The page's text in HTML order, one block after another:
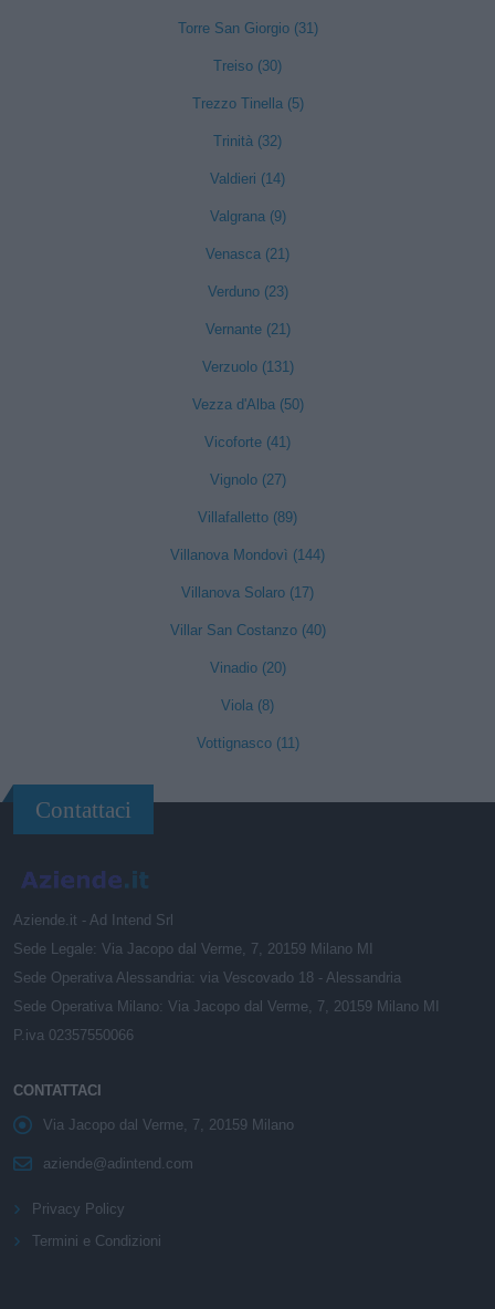
Torre San Giorgio (31)
Treiso (30)
Trezzo Tinella (5)
Trinità (32)
Valdieri (14)
Valgrana (9)
Venasca (21)
Verduno (23)
Vernante (21)
Verzuolo (131)
Vezza d'Alba (50)
Vicoforte (41)
Vignolo (27)
Villafalletto (89)
Villanova Mondovì (144)
Villanova Solaro (17)
Villar San Costanzo (40)
Vinadio (20)
Viola (8)
Vottignasco (11)
Contattaci
Aziende.it - Ad Intend Srl
Sede Legale: Via Jacopo dal Verme, 7, 20159 Milano MI
Sede Operativa Alessandria: via Vescovado 18 - Alessandria
Sede Operativa Milano: Via Jacopo dal Verme, 7, 20159 Milano MI
P.iva 02357550066
CONTATTACI
Via Jacopo dal Verme, 7, 20159 Milano
aziende@adintend.com
Privacy Policy
Termini e Condizioni